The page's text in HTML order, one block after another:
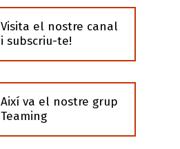
Visita el nostre canal
i subscriu-te!
Així va el nostre grup
Teaming